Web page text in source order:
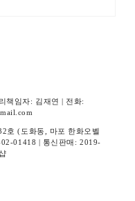
책임자: 김재연 | 전화:
호 (도화동, 마포 한화오벨
01418 | 통신판매:2019-